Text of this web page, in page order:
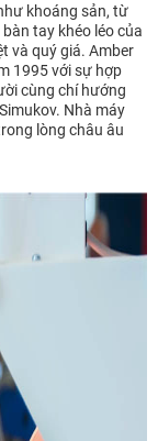
khoáng sản, từ
tay khéo léo của
và quý giá. Amber
1995 với sự hợp
cùng chí hướng
Nhà máy
lòng châu âu